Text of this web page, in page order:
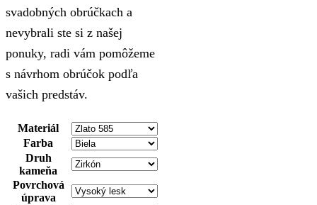
svadobných obrúčkach a
nevybrali ste si z našej
ponuky, radi vám pomôžeme
s návrhom obrúčok podľa
vašich predstáv.
Materiál
Farba
Druh
kameňa
Povrchová
úprava